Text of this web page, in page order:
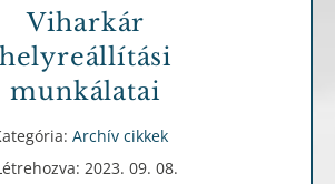
Viharkár
helyreállítási
munkálatai
Archív cikkek
2023. 09. 08.